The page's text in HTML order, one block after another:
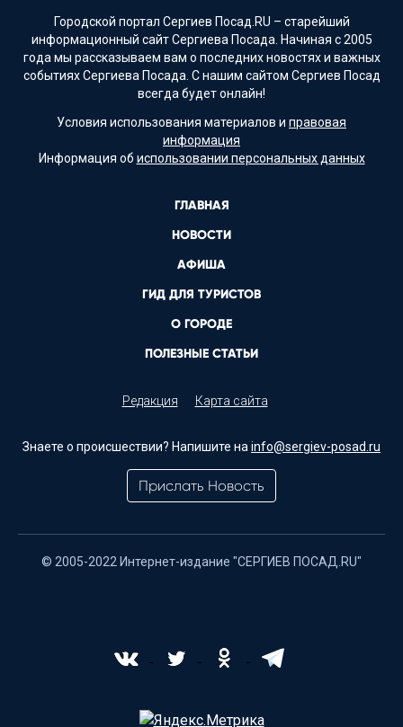
Городской портал Сергиев Посад.RU – старейший
информационный сайт Сергиева Посада. Начиная с 2005
года мы рассказываем вам о последних новостях и важных
событиях Сергиева Посада. С нашим сайтом Сергиев Посад
всегда будет онлайн!
Условия использования материалов и правовая
информация
Информация об использовании персональных данных
ГЛАВНАЯ
НОВОСТИ
АФИША
ГИД ДЛЯ ТУРИСТОВ
О ГОРОДЕ
ПОЛЕЗНЫЕ СТАТЬИ
Редакция Карта сайта
Знаете о происшествии? Напишите на info@sergiev-posad.ru
Прислать Новость
© 2005-2022 Интернет-издание "СЕРГИЕВ ПОСАД.RU"